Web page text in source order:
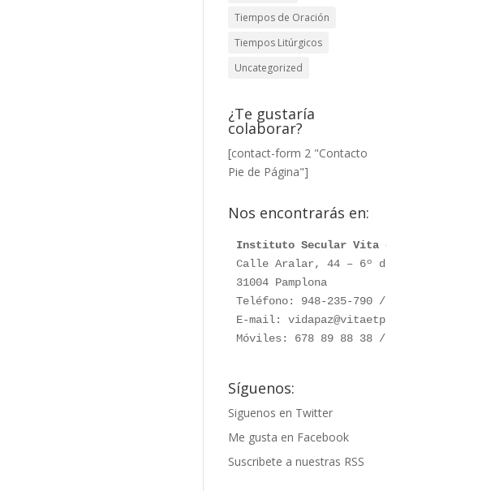
Tiempos de Oración
Tiempos Litúrgicos
Uncategorized
¿Te gustaría
colaborar?
[contact-form 2 "Contacto
Pie de Página"]
Nos encontrarás en:
Instituto Secular Vita et Pax
Calle Aralar, 44 – 6º dcha.
31004 Pamplona
Teléfono: 948-235-790 / 948-230-787
E-mail: vidapaz@vitaetpax.org
Móviles: 678 89 88 38 /  660 76 91 28
Síguenos:
Siguenos en Twitter
Me gusta en Facebook
Suscribete a nuestras RSS